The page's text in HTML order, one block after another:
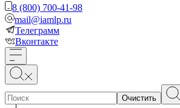
8 (800) 700-41-98
mail@iamlp.ru
Телеграмм
Вконтакте
Очистить